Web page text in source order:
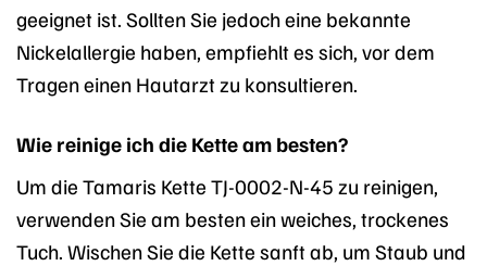
geeignet ist. Sollten Sie jedoch eine bekannte
Nickelallergie haben, empfiehlt es sich, vor dem
Tragen einen Hautarzt zu konsultieren.
Wie reinige ich die Kette am besten?
Um die Tamaris Kette TJ-0002-N-45 zu reinigen,
verwenden Sie am besten ein weiches, trockenes
Tuch. Wischen Sie die Kette sanft ab, um Staub und